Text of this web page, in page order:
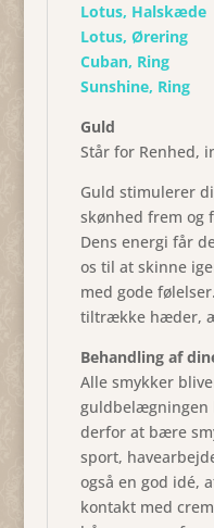
Lotus, Halskæde
Lotus, Ørering
Cuban, Ring
Sunshine, Ring
Guld
Står for Renhed,
Guld stimulerer
skønhed frem og
Dens energi får
os til at skinne
med gode
tiltrække hæder,
Behandling af
Alle smykker
guldbelægningen
derfor at bære
sport,
også en god idé,
kontakt med